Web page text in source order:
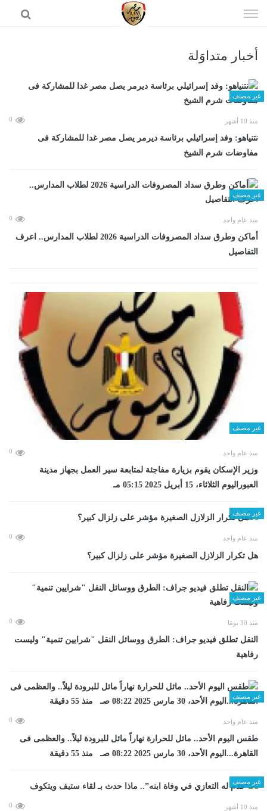
الى
أخبار متداوَلة
غير مصنف
منذ 10 أشهر 0
نتنياهو: وفد إسرائيلي برئاسة ديرمر يصل مصر غدا للمشاركة فى
مفاوضات شرم الشيخ
غير مصنف
منذ عام واحد 0
أماكن وطرق سداد المصروفات الدراسية 2026 لطلاب المدارس.. اعرف
التفاصيل
غير مصنف
منذ عام واحد 0
وزير الإسكان يقوم بزيارة مفاجئة لمتابعة سير العمل بجهاز مدينة
العبوراليوم الثلاثاء، 15 أبريل 2025 05:15 مـ
غير مصنف
منذ عام واحد 0
هل تكرار الزلازل الصغيرة مؤشر على زلزال كبير؟
غير مصنف
منذ 30 يومًا 0
​النقل تطلق فيديو جراف: الطرق ووسائل النقل "شرايين تنمية" وليست
رفاهية
غير مصنف
منذ عام واحد 0
طقس اليوم الأحد.. مائل للحرارة نهاراً مائل للبرودة ليلاً.. والعظمى فى
القاهرة...اليوم الأحد، 30 مارس 2025 08:22 صـ منذ 55 دقيقة
غير مصنف
منذ 10 أشهر 0